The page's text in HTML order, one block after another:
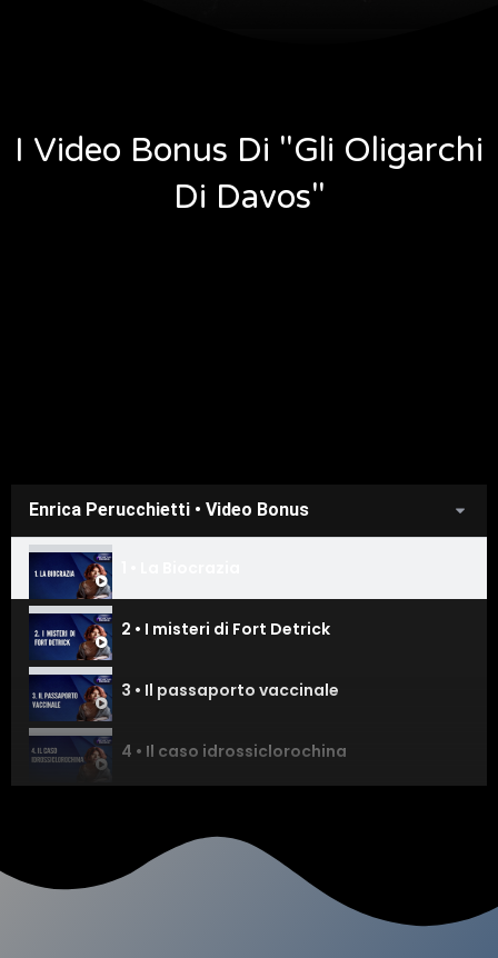
I Video Bonus Di "Gli Oligarchi
Di Davos"
Enrica Perucchietti • Video Bonus
2 • I misteri di Fort Detrick
3 • Il passaporto vaccinale
4 • Il caso idrossiclorochina
6 • La creazione del Miniver